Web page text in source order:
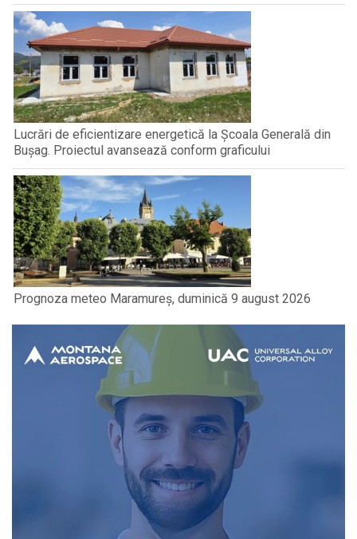
Lucrări de eficientizare energetică la Școala Generală din
Bușag. Proiectul avansează conform graficului
Prognoza meteo Maramureș, duminică 9 august 2026